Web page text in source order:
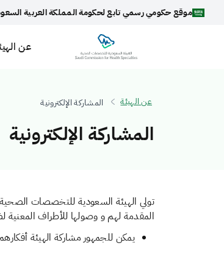
موقع حكومي رسمي تابع لحكومة المملكة العربية
عن
عن الهيئة المشاركة الإلكترونية
المشاركة الإلكترونية
تولي الهيئة السعودية للتخصصات الصحية
المقدمة لهم و وصولها للأطراف
يمكن للجمهور مشاركة الهيئة